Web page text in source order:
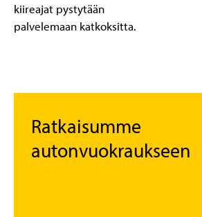
kiireajat pystytään
palvelemaan katkoksitta.
Ratkaisumme
autonvuokraukseen